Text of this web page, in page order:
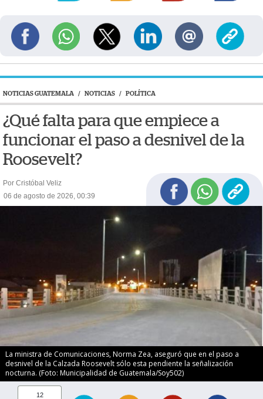
NOTICIAS GUATEMALA / NOTICIAS / POLÍTICA
¿Qué falta para que empiece a
funcionar el paso a desnivel de la
Roosevelt?
Por Cristóbal Veliz
06 de agosto de 2026, 00:39
La ministra de Comunicaciones, Norma Zea, aseguró que en el paso a
desnivel de la Calzada Roosevelt sólo esta pendiente la señalización
nocturna. (Foto: Municipalidad de Guatemala/Soy502)
12